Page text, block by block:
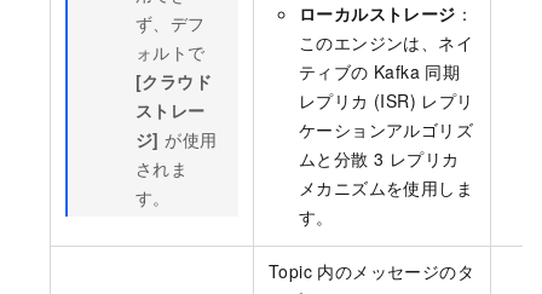
ず、デフ
ォルトで
[クラウド
ストレー
ジ] が使用
されま
す。
ローカルストレージ ：
このエンジンは、ネイ
ティブの Kafka 同期
レプリカ (ISR) レプリ
ケーションアルゴリズ
ムと分散 3 レプリカ
メカニズムを使用しま
す。
Topic 内のメッセージのタ